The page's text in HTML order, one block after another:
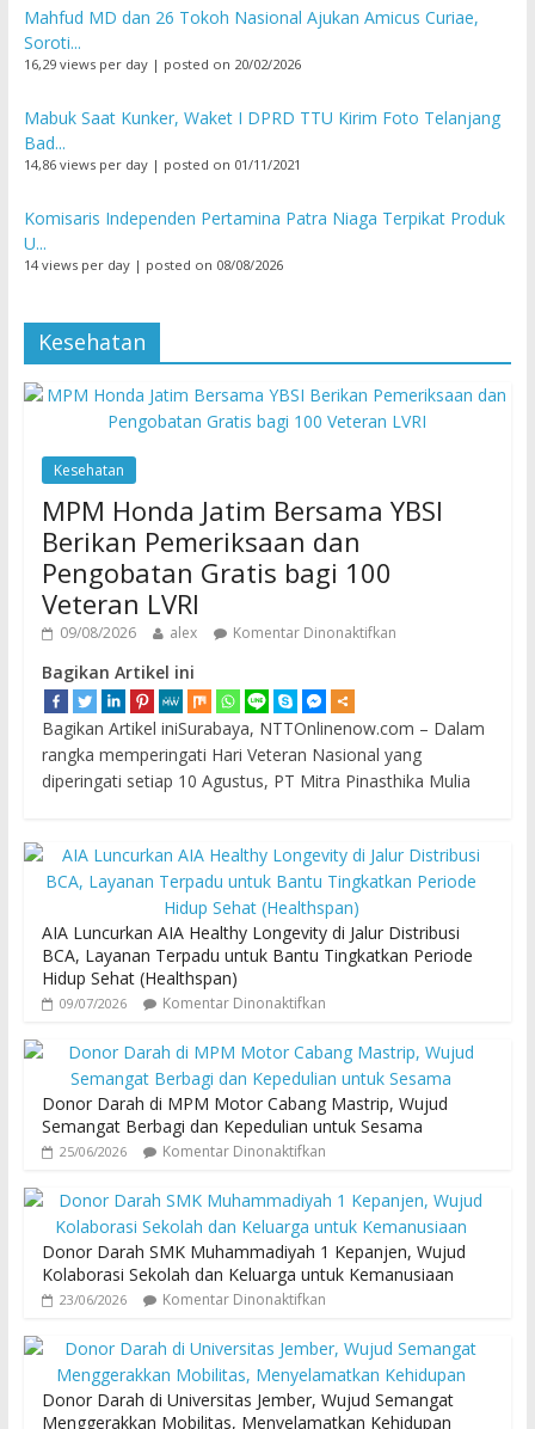
Mahfud MD dan 26 Tokoh Nasional Ajukan Amicus Curiae,
Soroti...
16,29 views per day| posted on 20/02/2026
Mabuk Saat Kunker, Waket I DPRD TTU Kirim Foto Telanjang
Bad...
14,86 views per day| posted on 01/11/2021
Komisaris Independen Pertamina Patra Niaga Terpikat Produk
U...
14 views per day| posted on 08/08/2026
Kesehatan
Kesehatan
MPM Honda Jatim Bersama YBSI
Berikan Pemeriksaan dan
Pengobatan Gratis bagi 100
Veteran LVRI
09/08/2026 alex Komentar Dinonaktifkan
Bagikan Artikel ini
Bagikan Artikel iniSurabaya, NTTOnlinenow.com – Dalam
rangka memperingati Hari Veteran Nasional yang
diperingati setiap 10 Agustus, PT Mitra Pinasthika Mulia
AIA Luncurkan AIA Healthy Longevity di Jalur Distribusi
BCA, Layanan Terpadu untuk Bantu Tingkatkan Periode
Hidup Sehat (Healthspan)
09/07/2026 Komentar Dinonaktifkan
Donor Darah di MPM Motor Cabang Mastrip, Wujud
Semangat Berbagi dan Kepedulian untuk Sesama
25/06/2026 Komentar Dinonaktifkan
Donor Darah SMK Muhammadiyah 1 Kepanjen, Wujud
Kolaborasi Sekolah dan Keluarga untuk Kemanusiaan
23/06/2026 Komentar Dinonaktifkan
Donor Darah di Universitas Jember, Wujud Semangat
Menggerakkan Mobilitas, Menyelamatkan Kehidupan